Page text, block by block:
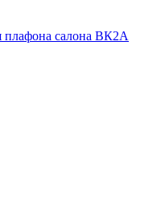
плафона салона ВК2А